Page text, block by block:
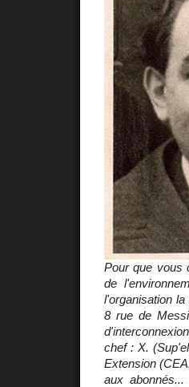
Pour que vous
de
l'organisation
8 rue de
chef : X.
Extension
aux